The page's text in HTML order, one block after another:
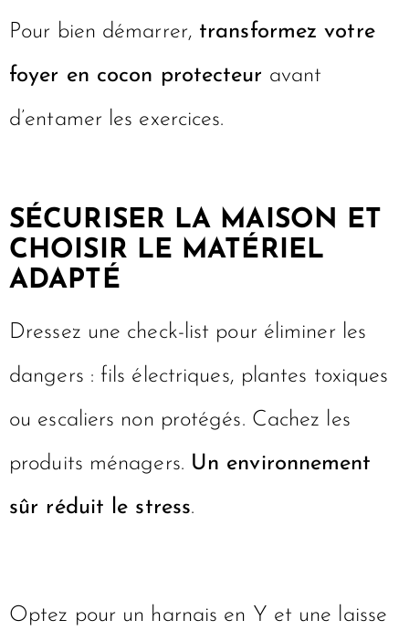
Pour bien démarrer, transformez votre
foyer en cocon protecteur avant
d’entamer les exercices.
SÉCURISER LA MAISON ET
CHOISIR LE MATÉRIEL
ADAPTÉ
Dressez une check-list pour éliminer les
dangers : fils électriques, plantes toxiques
ou escaliers non protégés. Cachez les
produits ménagers. Un environnement
sûr réduit le stress.
Optez pour un harnais en Y et une laisse